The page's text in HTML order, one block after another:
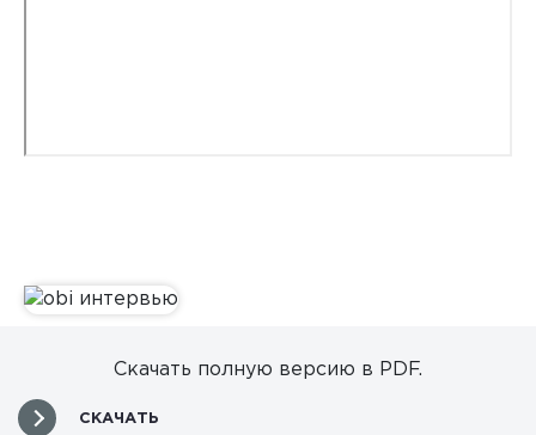
Скачать полную версию в PDF.
СКАЧАТЬ